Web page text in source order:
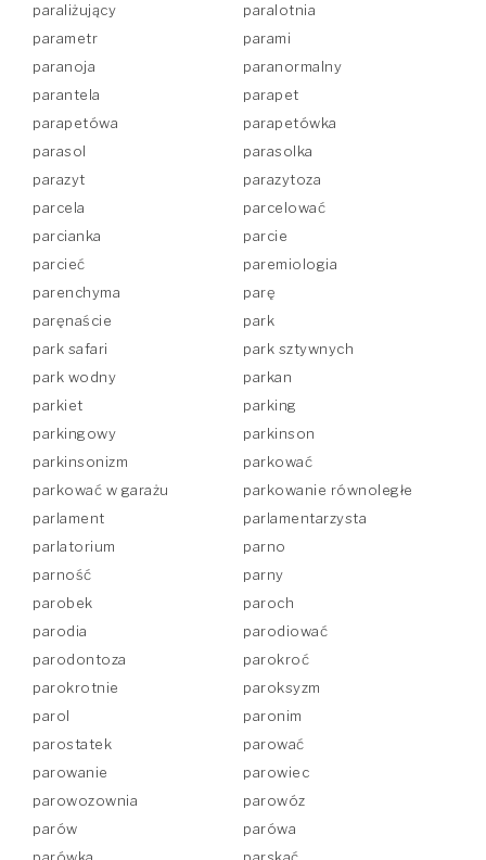
paraliżujący
paralotnia
parametr
parami
paranoja
paranormalny
parantela
parapet
parapetówa
parapetówka
parasol
parasolka
parazyt
parazytoza
parcela
parcelować
parcianka
parcie
parcieć
paremiologia
parenchyma
parę
paręnaście
park
park safari
park sztywnych
park wodny
parkan
parkiet
parking
parkingowy
parkinson
parkinsonizm
parkować
parkować w garażu
parkowanie równoległe
parlament
parlamentarzysta
parlatorium
parno
parność
parny
parobek
paroch
parodia
parodiować
parodontoza
parokroć
parokrotnie
paroksyzm
parol
paronim
parostatek
parować
parowanie
parowiec
parowozownia
parowóz
parów
parówa